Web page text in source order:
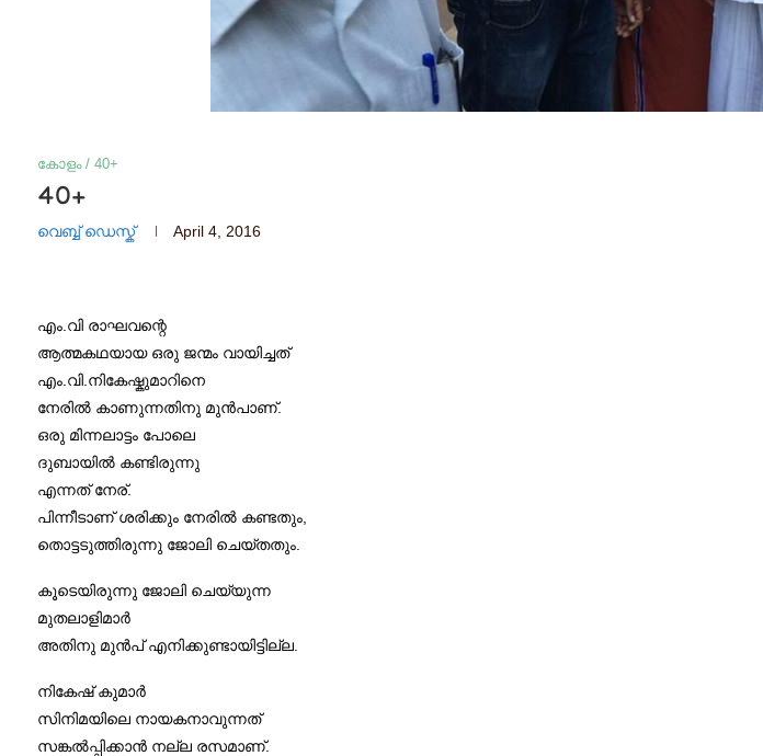
കോളം / 40+
40+
വെബ്ബ് ഡെസ്ക് April 4, 2016
എം.വി രാഘവന്റെ
ആത്മകഥയായ ഒരു ജന്മം വായിച്ചത്
എം.വി.നികേഷ്കുമാറിനെ
നേരിൽ കാണുന്നതിനു മുൻപാണ്.
ഒരു മിന്നലാട്ടം പോലെ
ദുബായിൽ കണ്ടിരുന്നു
എന്നത് നേര്.
പിന്നീടാണ് ശരിക്കും നേരിൽ കണ്ടതും,
തൊട്ടടുത്തിരുന്നു ജോലി ചെയ്തതും.
കൂടെയിരുന്നു ജോലി ചെയ്യുന്ന
മുതലാളിമാർ
അതിനു മുൻപ് എനിക്കുണ്ടായിട്ടില്ല.
നികേഷ് കുമാർ
സിനിമയിലെ നായകനാവുന്നത്
സങ്കൽപ്പിക്കാൻ നല്ല രസമാണ്.